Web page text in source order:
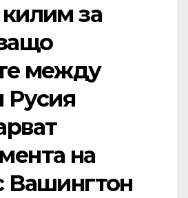
за
между
Русия
на
Вашингтон